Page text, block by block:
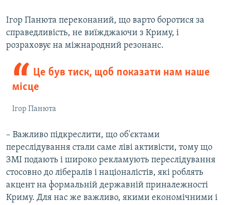
Ігор Панюта переконаний, що варто боротися за
справедливість, не виїжджаючи з Криму, і
розраховує на міжнародний резонанс.
Це був тиск, щоб показати нам наше
місце
Ігор Панюта
– Важливо підкреслити, що об'єктами
переслідування стали саме ліві активісти, тому що
ЗМІ подають і широко рекламують переслідування
стосовно до лібералів і націоналістів, які роблять
акцент на формальній державній приналежності
Криму. Для нас же важливо, якими економічними і